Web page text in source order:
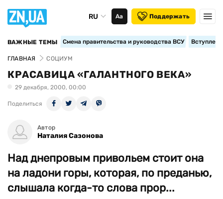
RU Аа Поддержать
ВАЖНЫЕ ТЕМЫ Смена правительства и руководства ВСУ
ГЛАВНАЯ СОЦИУМ
КРАСАВИЦА «ГАЛАНТНОГО ВЕКА»
29 декабря, 2000, 00:00
Поделиться
Автор
Наталия Сазонова
Над днепровым привольем стоит она
на ладони горы, которая, по преданью,
слышала когда-то слова прор...